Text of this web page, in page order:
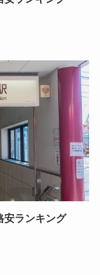
安ランキング